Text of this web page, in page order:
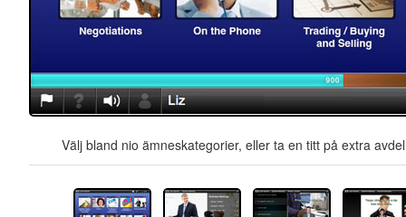
Välj bland nio ämneskategorier, eller ta en titt på extra